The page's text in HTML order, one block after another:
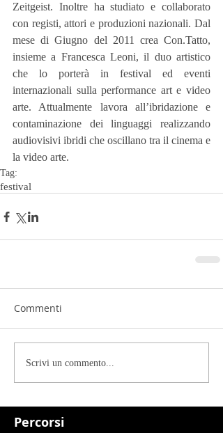
Percorsi
Zeitgeist. Inoltre ha studiato e collaborato
con registi, attori e produzioni nazionali. Dal
mese di Giugno del 2011 crea Con.Tatto,
insieme a Francesca Leoni, il duo artistico
che lo porterà in festival ed eventi
internazionali sulla performance art e video
arte. Attualmente lavora all’ibridazione e
contaminazione dei linguaggi realizzando
audiovisivi ibridi che oscillano tra il cinema e
la video arte.
Tag:
festival
Commenti
Scrivi un commento...